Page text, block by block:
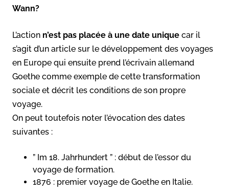
Wann?
L’action n’est pas placée à une date unique car il
s’agit d’un article sur le développement des voyages
en Europe qui ensuite prend l’écrivain allemand
Goethe comme exemple de cette transformation
sociale et décrit les conditions de son propre
voyage.
On peut toutefois noter l’évocation des dates
suivantes :
” Im 18. Jahrhundert ” : début de l’essor du
voyage de formation.
1876 : premier voyage de Goethe en Italie.